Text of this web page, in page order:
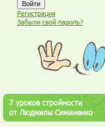
Регистрация
Забыли свой пароль?
7 уроков стройности
от Людмилы Симиненко